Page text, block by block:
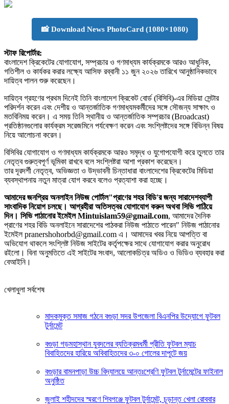
📸 Download News PhotoCard (1080×1080)
স্টাফ রিপোর্টার:
বাংলাদেশ ক্রিকেটের যোগাযোগ, সম্প্রচার ও গণমাধ্যম কার্যক্রমকে আরও আধুনিক,
গতিশীল ও কার্যকর করার লক্ষ্যে আসিফ রব্বানী ১১ জুন ২০২৬ তারিখে আনুষ্ঠানিকভাবে
দায়িত্ব পালন শুরু করেছেন।
দায়িত্ব গ্রহণের প্রথম দিনেই তিনি বাংলাদেশ ক্রিকেট বোর্ড (বিসিবি)-এর মিডিয়া সেন্টার
পরিদর্শন করেন এবং দেশীয় ও আন্তর্জাতিক গণমাধ্যমকর্মীদের সঙ্গে সৌজন্য সাক্ষাৎ ও
মতবিনিময় করেন। এ সময় তিনি স্থানীয় ও আন্তর্জাতিক সম্প্রচার (Broadcast)
প্রতিষ্ঠানগুলোর কার্যক্রম সরেজমিনে পর্যবেক্ষণ করেন এবং সংশ্লিষ্টদের সঙ্গে বিভিন্ন বিষয়
নিয়ে আলোচনা করেন।
বিসিবির যোগাযোগ ও গণমাধ্যম কার্যক্রমকে আরও সমৃদ্ধ ও যুগোপযোগী করে তুলতে তার
নেতৃত্ব গুরুত্বপূর্ণ ভূমিকা রাখবে বলে সংশ্লিষ্টরা আশা প্রকাশ করেছেন।
তার দূরদর্শী নেতৃত্ব, অভিজ্ঞতা ও উদ্ভাবনী চিন্তাধারা বাংলাদেশের ক্রিকেটের মিডিয়া
ব্যবস্থাপনায় নতুন মাত্রা যোগ করবে বলেও প্রত্যাশা করা হচ্ছে।
আমাদের জনপ্রিয় অনলাইন নিউজ পোর্টাল"প্রাণের শহর বিডি'র জন্য সারাদেশব্যাপী
সাংবাদিক নিয়োগ চলছে। আগ্রহীরা অতিসত্বর যোগাযোগ করুন অথবা সিভি পাঠিয়ে
দিন। সিভি পাঠানোর ইমেইল Mintuislam59@gmail.com, আমাদের দৈনিক
প্রাণের শহর বিডি অনলাইনে সারাদেশের পাঠকরা নিউজ পাঠাতে পারেন" নিউজ পাঠানোর
ইমেইল pranershohorbd@gmail.com এ। আমাদের খবর নিয়ে আপত্তি বা
অভিযোগ থাকলে সংশ্লিষ্ট নিউজ সাইটের কর্তৃপক্ষের সাথে যোগাযোগ করার অনুরোধ
রইলো। বিনা অনুমতিতে এই সাইটের সংবাদ, আলোকচিত্র অডিও ও ভিডিও ব্যবহার করা
বেআইনি।
খেলাধুলা সর্বশেষ
মাদকমুক্ত সমাজ গঠনে বগুড়া সদর উপজেলা বিএনপির উদ্যোগে ফুটবল
টুর্নামেন্ট
বগুড়া গড়মহাস্থান যুবদলের ব্যতিক্রমধর্মী প্রীতি ফুটবল ম্যাচ
বিবাহিতদের হারিয়ে অবিবাহিতদের ৩-০ গোলের দাপুটে জয়
বগুড়ার বামনপাড়া উচ্চ বিদ্যালয়ে আন্তঃশ্রেণি ফুটবল টুর্নামেন্টের ফাইনাল
অনুষ্ঠিত
‎জুলাই শহীদদের স্মরণে শিবগঞ্জে ফুটবল টুর্নামেন্ট, চূড়ান্ত খেলা রোববার